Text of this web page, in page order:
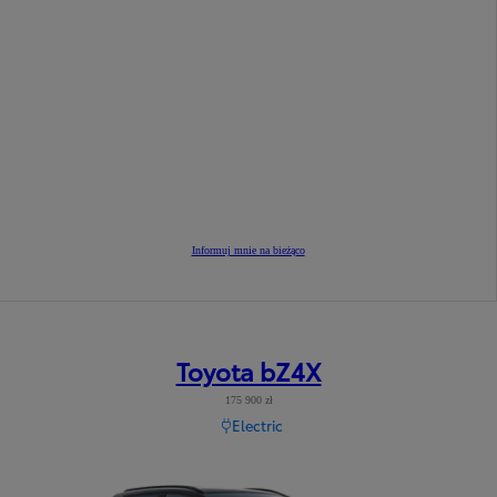
Informuj mnie na bieżąco
Toyota bZ4X
175 900 zł
Electric